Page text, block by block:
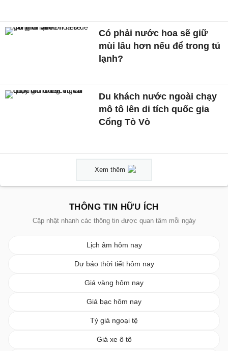
Có phải nước hoa sẽ giữ
mùi lâu hơn nếu để trong tủ
lạnh?
Du khách nước ngoài chạy
mô tô lên di tích quốc gia
Cổng Tò Vò
Xem thêm
THÔNG TIN HỮU ÍCH
Cập nhật nhanh các thông tin được quan tâm mỗi ngày
Lịch âm hôm nay
Dự báo thời tiết hôm nay
Giá vàng hôm nay
Giá bạc hôm nay
Tỷ giá ngoại tệ
Giá xe ô tô